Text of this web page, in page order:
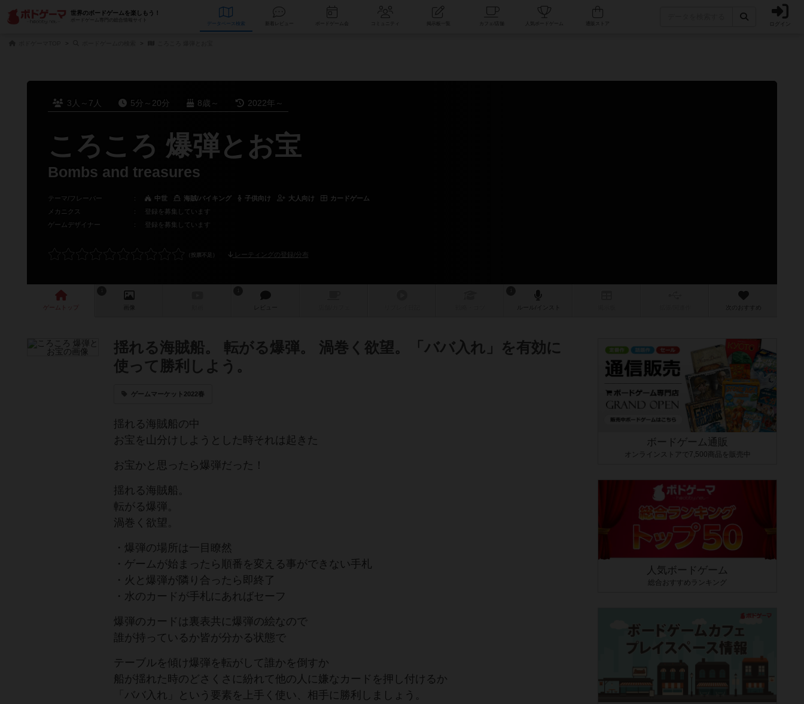
世界のボードゲームを楽しもう！
ボードゲーム専門の総合情報サイト
データベース コミュニティ 人気ボードゲーム ログイン
3人～7人 5分～20分 8歳～ 2022年～
ころころ 爆弾とお宝
Bombs and treasures
テーマ/フレーバー ： 中世 海賊/バイキング 子供向け 大人向け
カードゲーム
メカニクス
：
登録を募集しています
ゲームデザイナー
： 登録を募集しています
レーティングの登録/分布
ゲーム 画像 レビュー 次のおすすめ
揺れる海賊船。 転がる爆弾。 渦巻く欲望。「ババ入れ」を有効に
使って勝利しよう。
ゲームマーケット2022春
揺れる海賊船の中
お宝を山分けしようとした時それは起きた
お宝かと思ったら爆弾だった！
揺れる海賊船。
転がる爆弾。
渦巻く欲望。
・爆弾の場所は一目瞭然
・ゲームが始まったら順番を変える事ができない手札
・火と爆弾が隣り合ったら即終了
・水のカードが手札にあればセーフ
爆弾のカードは裏表共に爆弾の絵なので
誰が持っているか皆が分かる状態で
テーブルを傾け爆弾を転がして誰かを倒すか
船が揺れた時のどさくさに紛れて他の人に嫌なカードを押し付けるか
「ババ入れ」という要素を上手く使い、相手に勝利しましょう。
ボードゲーム通販
オンラインストアで7,500商品を販売中
人気ボードゲーム
総合おすすめランキング